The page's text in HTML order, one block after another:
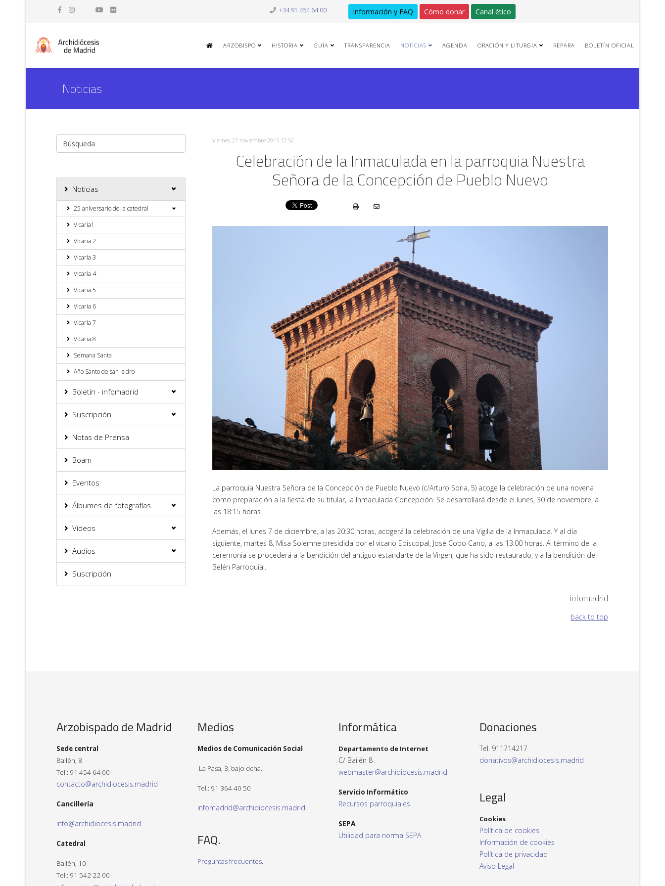
+34 91 454 64 00 Información y FAQ Cómo donar Canal ético
ARZOBISPO HISTORIA GUÍA TRANSPARENCIA NOTICIAS AGENDA ORACIÓN Y LITURGIA REPARA BOLETÍN OFICIAL
Noticias
Noticias
25 aniversario de la catedral
Vicaria1
Vicaria 2
Vicaria 3
Vicaria 4
Vicaria 5
Vicaria 6
Vicaria 7
Vicaria 8
Semana Santa
Año Santo de san Isidro
Boletín - infomadrid
Suscripción
Notas de Prensa
Boam
Eventos
Álbumes de fotografías
Vídeos
Audios
Suscripción
Viernes, 27 noviembre 2015 12:52
Celebración de la Inmaculada en la parroquia Nuestra
Señora de la Concepción de Pueblo Nuevo
La parroquia Nuestra Señora de la Concepción de Pueblo Nuevo (c/Arturo Soria, 5) acoge la celebración de una novena
como preparación a la fiesta de su titular, la Inmaculada Concepción. Se desarrollará desde el lunes, 30 de noviembre, a
las 18:15 horas.
Además, el lunes 7 de diciembre, a las 20:30 horas, acogerá la celebración de una Vigilia de la Inmaculada. Y al día
siguiente, martes 8, Misa Solemne presidida por el vicario Episcopal, José Cobo Cano, a las 13:00 horas. Al término de la
ceremonia se procederá a la bendición del antiguo estandarte de la Virgen, que ha sido restaurado, y a la bendición del
Belén Parroquial.
infomadrid
back to top
Arzobispado de Madrid
Sede central
Bailén, 8
Tel.: 91 454 64 00
contacto@archidiocesis.madrid
Cancillería
info@archidiocesis.madrid
Catedral
Bailén, 10
Tel.: 91 542 22 00
Medios
Medios de Comunicación Social
La Pasa, 3, bajo dcha.
Tel.: 91 364 40 50
infomadrid@archidiocesis.madrid
FAQ.
Preguntas frecuentes.
Informática
Departamento de Internet
C/ Bailén 8
webmaster@archidiocesis.madrid
Servicio Informático
Recursos parroquiales
SEPA
Utilidad para norma SEPA
Donaciones
Tel. 911714217
donativos@archidiocesis.madrid
Legal
Cookies
Política de cookies
Información de cookies
Política de privacidad
Aviso Legal